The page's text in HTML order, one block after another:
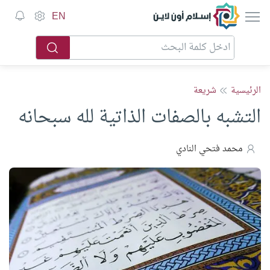
إسلام أون لاين EN
الرئيسية شريعة
التشبه بالصفات الذاتية لله سبحانه
محمد فتحي النادي